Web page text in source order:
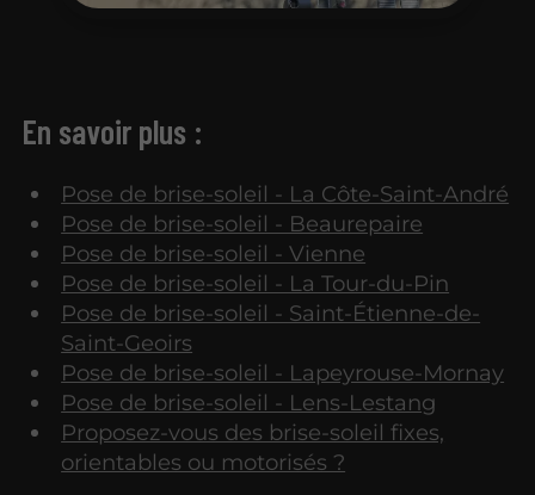
En savoir plus :
Pose de brise-soleil - La Côte-Saint-André
Pose de brise-soleil - Beaurepaire
Pose de brise-soleil - Vienne
Pose de brise-soleil - La Tour-du-Pin
Pose de brise-soleil - Saint-Étienne-de-
Saint-Geoirs
Pose de brise-soleil - Lapeyrouse-Mornay
Pose de brise-soleil - Lens-Lestang
Proposez-vous des brise-soleil fixes,
orientables ou motorisés ?